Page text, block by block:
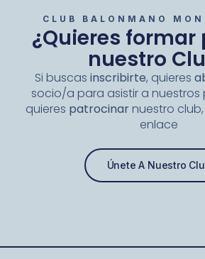
CLUB BALONMANO
¿Quieres formar
nuestro
Si buscas inscribirte, quieres
socio/a para asistir a nuestros
quieres patrocinarnuestro
enlace
Únete A Nuestro